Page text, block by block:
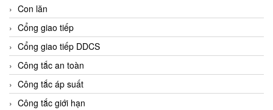
Con lăn
Cổng giao tiếp
Cổng giao tiếp DDCS
Công tắc an toàn
Công tắc áp suất
Công tắc giới hạn